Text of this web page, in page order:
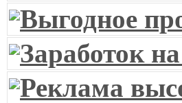
Выгодное
Заработок
Реклама